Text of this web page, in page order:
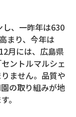
、一昨年は630
まり、今年は
月には、広島県
ントルマルシェ
ません。品質や
の取り組みが地
。